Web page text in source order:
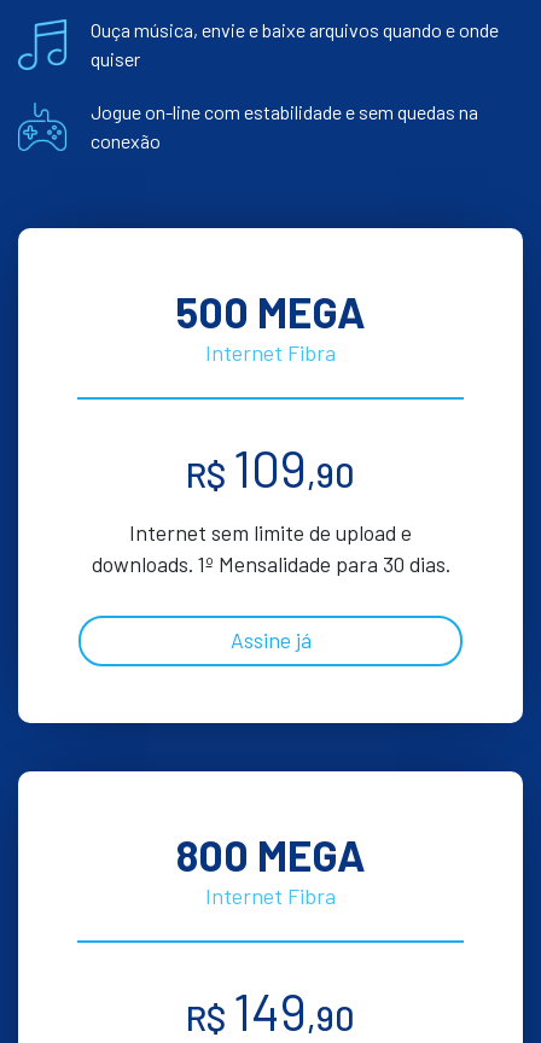
Ouça música, envie e baixe arquivos quando e onde
quiser
Jogue on-line com estabilidade e sem quedas na
conexão
500 MEGA
Internet Fibra
R$ 109,90
Internet sem limite de upload e
downloads. 1º Mensalidade para 30 dias.
Assine já
800 MEGA
Internet Fibra
R$ 149,90